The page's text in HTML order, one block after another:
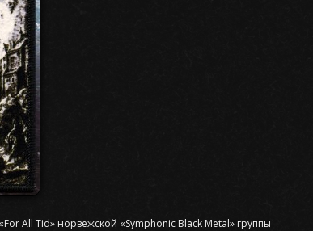
All Tid» норвежской «Symphonic Black Metal» группы